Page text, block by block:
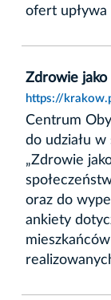
ofert upływa
Zdrowie jako
https://
Centrum
do udziału
„Zdrowie
oraz do
ankiety